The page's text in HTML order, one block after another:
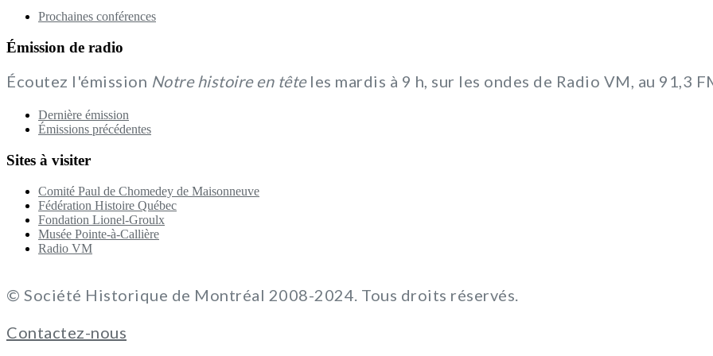
Prochaines conférences
Émission de radio
Écoutez l'émission Notre histoire en têteles mardis à 9 h, sur les ondes de Radio VM, au 91,3
Dernière émission
Émissions précédentes
Sites à visiter
Comité Paul de Chomedey de Maisonneuve
Fédération Histoire Québec
Fondation Lionel-Groulx
Musée Pointe-à-Callière
Radio VM
© Société Historique de Montréal 2008-2024. Tous droits réservés.
Contactez-nous